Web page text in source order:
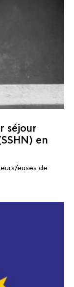
séjour
en
euses de